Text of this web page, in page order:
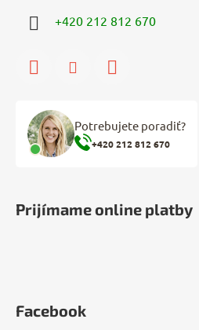
+420 212 812 670
Potrebujete poradiť?
+420 212 812 670
Prijímame online platby
Facebook